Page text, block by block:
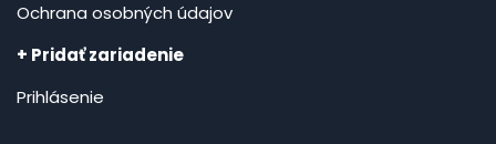
Ochrana osobných údajov
+ Pridať zariadenie
Prihlásenie